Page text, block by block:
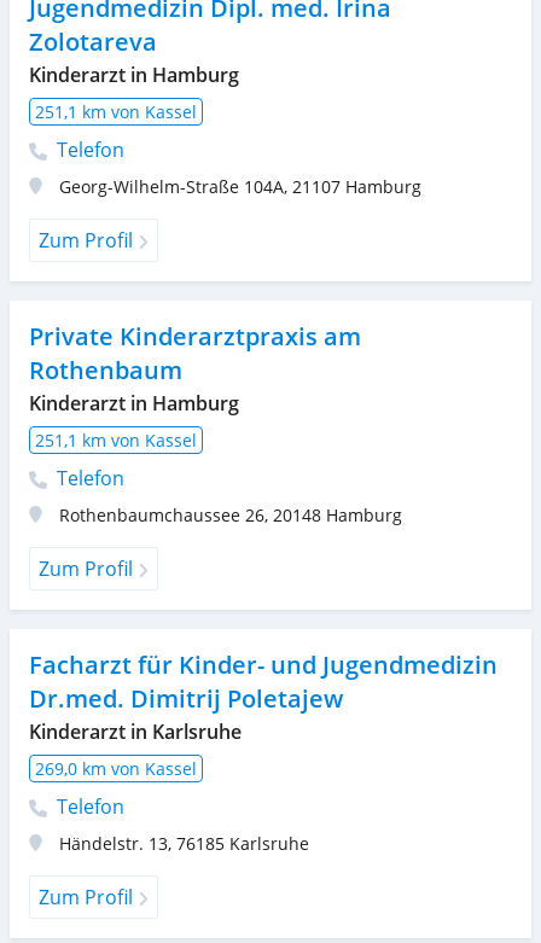
Jugendmedizin Dipl. med. Irina
Zolotareva
Kinderarzt in Hamburg
251,1 km von Kassel
Telefon
Georg-Wilhelm-Straße 104A, 21107 Hamburg
Zum Profil
Private Kinderarztpraxis am
Rothenbaum
Kinderarzt in Hamburg
251,1 km von Kassel
Telefon
Rothenbaumchaussee 26, 20148 Hamburg
Zum Profil
Facharzt für Kinder- und Jugendmedizin
Dr.med. Dimitrij Poletajew
Kinderarzt in Karlsruhe
269,0 km von Kassel
Telefon
Händelstr. 13, 76185 Karlsruhe
Zum Profil